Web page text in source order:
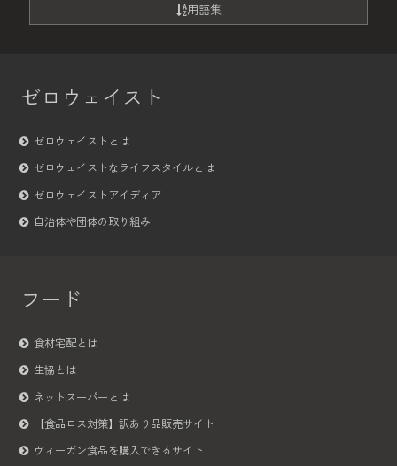
用語集
ゼロウェイスト
ゼロウェイストとは
ゼロウェイストなライフスタイルとは
ゼロウェイストアイディア
自治体や団体の取り組み
フード
食材宅配とは
生協とは
ネットスーパーとは
【食品ロス対策】訳あり品販売サイト
ヴィーガン食品を購入できるサイト